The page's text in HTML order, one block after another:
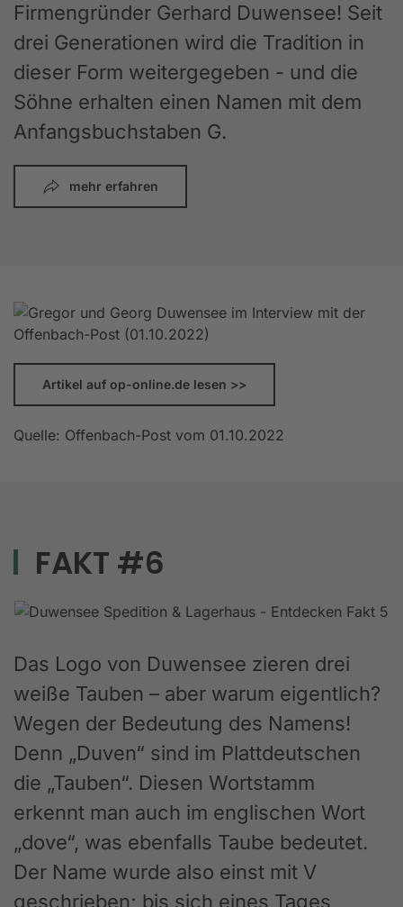
Firmengründer Gerhard Duwensee! Seit
drei Generationen wird die Tradition in
dieser Form weitergegeben - und die
Söhne erhalten einen Namen mit dem
Anfangsbuchstaben G.
mehr erfahren
Artikel auf op-online.de lesen >>
Quelle: Offenbach-Post vom 01.10.2022
FAKT #6
Das Logo von Duwensee zieren drei
weiße Tauben – aber warum eigentlich?
Wegen der Bedeutung des Namens!
Denn „Duven“ sind im Plattdeutschen
die „Tauben“. Diesen Wortstamm
erkennt man auch im englischen Wort
„dove“, was ebenfalls Taube bedeutet.
Der Name wurde also einst mit V
geschrieben; bis sich eines Tages